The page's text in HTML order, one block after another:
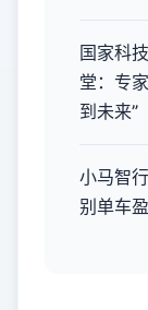
国家科
堂：专
到未来”
小马智
别单车